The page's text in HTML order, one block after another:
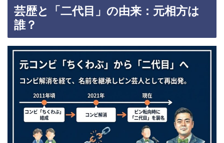
芸歴と「二代目」の由来：元相方は
誰？